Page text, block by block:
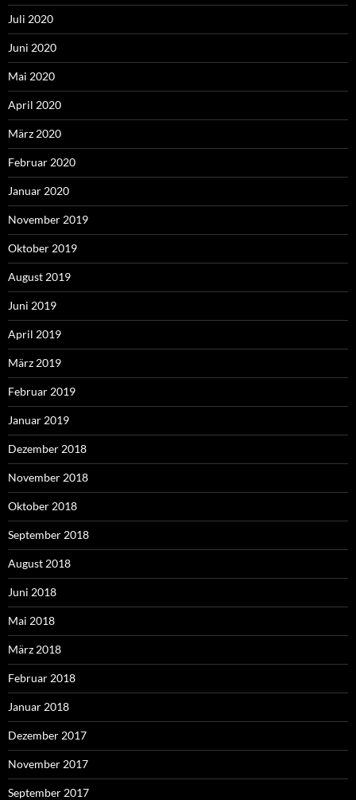
Juli 2020
Juni 2020
Mai 2020
April 2020
März 2020
Februar 2020
Januar 2020
November 2019
Oktober 2019
August 2019
Juni 2019
April 2019
März 2019
Februar 2019
Januar 2019
Dezember 2018
November 2018
Oktober 2018
September 2018
August 2018
Juni 2018
Mai 2018
März 2018
Februar 2018
Januar 2018
Dezember 2017
November 2017
September 2017